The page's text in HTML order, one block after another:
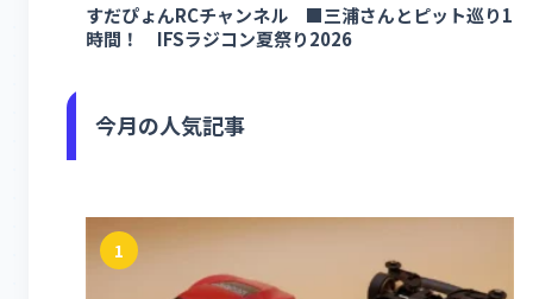
すだぴょんRCチャンネル ■三浦さんとピット巡り1
時間！ IFSラジコン夏祭り2026
今月の人気記事
1